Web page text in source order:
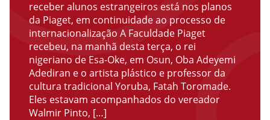
receber alunos estrangeiros está nos planos
da Piaget, em continuidade ao processo de
internacionalização A Faculdade Piaget
recebeu, na manhã desta terça, o rei
nigeriano de Esa-Oke, em Osun, Oba Adeyemi
Adediran e o artista plástico e professor da
cultura tradicional Yoruba, Fatah Toromade.
Eles estavam acompanhados do vereador
Walmir Pinto, […]